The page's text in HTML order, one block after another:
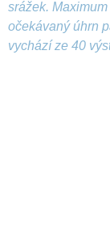
srážek.
očekávaný úhrn
vychází ze 40